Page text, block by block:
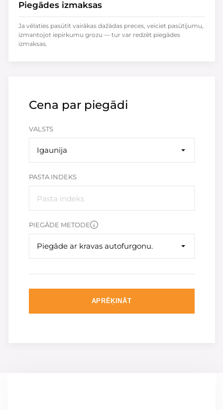
Cena par piegādi
VALSTS
Igaunija
PASTA INDEKS
PIEGĀDE METODE
Piegāde ar kravas autofurgonu.
APRĒĶINĀT
Piegādes izmaksas
Ja vēlaties pasūtīt vairākas dažādas preces, veiciet pasūtījumu,
izmantojot iepirkumu grozu — tur var redzēt piegādes
izmaksas.